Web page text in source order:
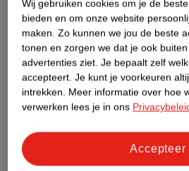
Etiketinformatie
Nature Impact Score
Dit product heeft
Impact Score.
Meer informatie
Bestel & Bezorginformatie
Wij gebruiken cookies om je de
bieden en om onze website
maken. Zo kunnen we jou de beste
tonen en zorgen we dat je ook
advertenties ziet. Je bepaalt zelf
accepteert. Je kunt je voorkeuren
intrekken. Meer informatie over hoe
verwerken lees je in ons
Accepteer